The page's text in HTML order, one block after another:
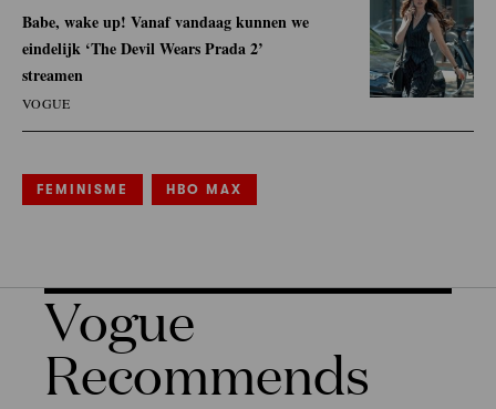
Babe, wake up! Vanaf vandaag kunnen we
eindelijk ‘The Devil Wears Prada 2’
streamen
VOGUE
FEMINISME HBO MAX
Vogue
Recommends